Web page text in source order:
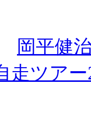
岡平健
走ツア